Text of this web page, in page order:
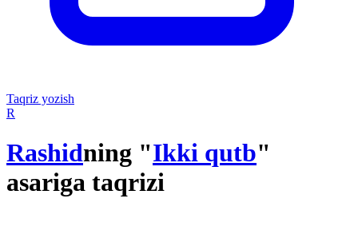
Taqriz yozish
R
Rashidning "Ikki qutb"
asariga taqrizi